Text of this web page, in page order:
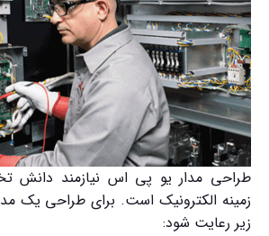
طراحی مدار یو پی اس نیازمند دانش
زمینه الکترونیک است. برای طراحی یک
زیر رعایت شود: